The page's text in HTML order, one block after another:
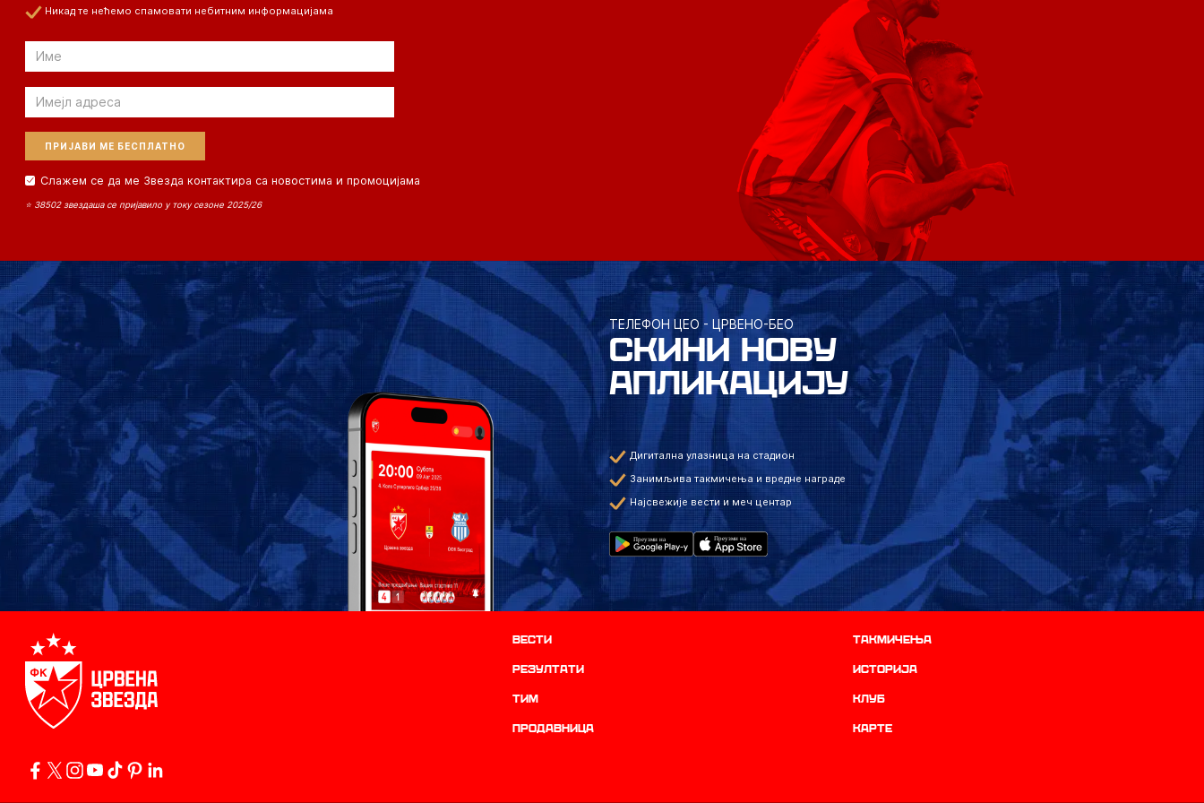
Никад те нећемо спамовати небитним информацијама
Email
Email
Слажем се да ме Звезда контактира са новостима и промоцијама
⭐ 38502 звездаша се пријавило у току сезоне 2025/26
ТЕЛЕФОН ЦЕО - ЦРВЕНО-БЕО
СКИНИ НОВУ
АПЛИКАЦИЈУ
Дигитална улазница на стадион
Занимљива такмичења и вредне награде
Најсвежије вести и меч центар
Вести Такмичења
резултати историја
ТИМ Клуб
продавница Карте